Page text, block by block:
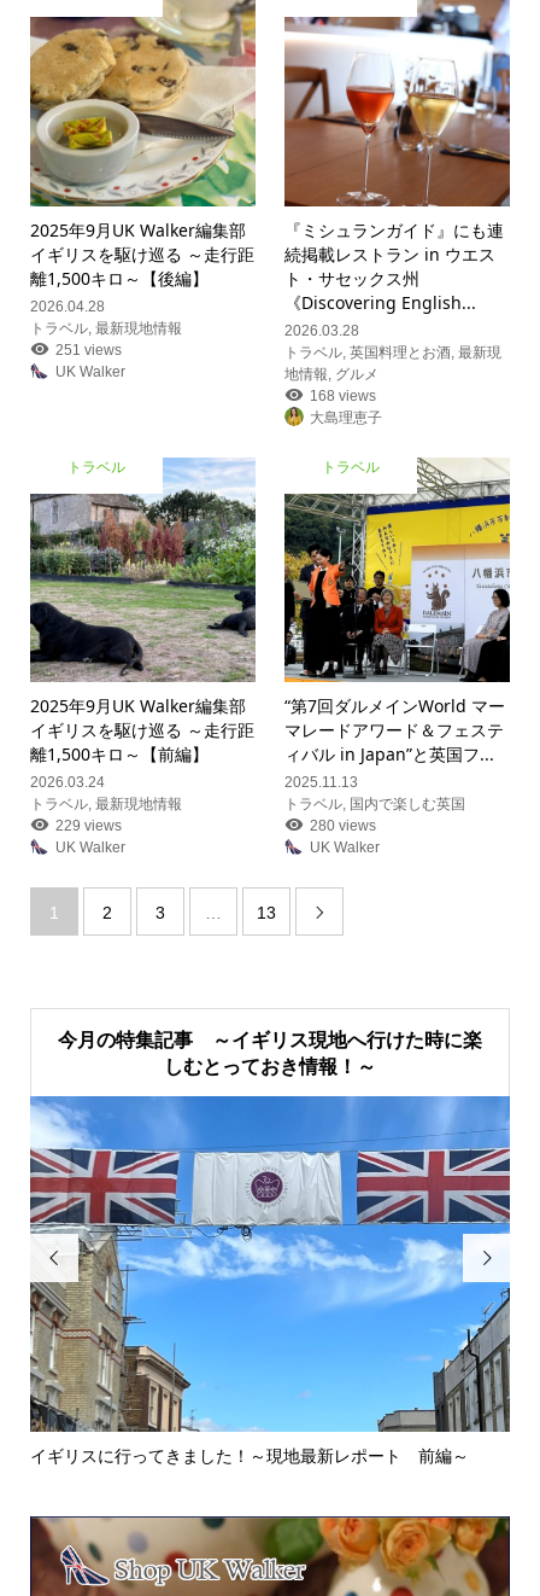
2025年9月UK Walker編集部
イギリスを駆け巡る ～走行距
離1,500キロ～【後編】
2026.04.28
トラベル, 最新現地情報
251 views
UK Walker
『ミシュランガイド』にも連
続掲載レストラン in ウエス
ト・サセックス州
《Discovering English...
2026.03.28
トラベル ,英国料理とお酒 ,最新現
地情報 グルメ
168 views
大島理恵子
トラベル
2025年9月UK Walker編集部
イギリスを駆け巡る ～走行距
離1,500キロ～【前編】
2026.03.24
トラベル, 最新現地情報
229 views
UK Walker
トラベル
“第7回ダルメインWorld マー
マレードアワード＆フェステ
ィバル in Japan”と英国フ...
2025.11.13
トラベル, 国内で楽しむ英国
280 views
UK Walker
1 2 3 … 13 
今月の特集記事 ～イギリス現地へ行けた時に楽
しむとっておき情報！～

イギリスに行ってきました！～現地最新レポート 前編～
